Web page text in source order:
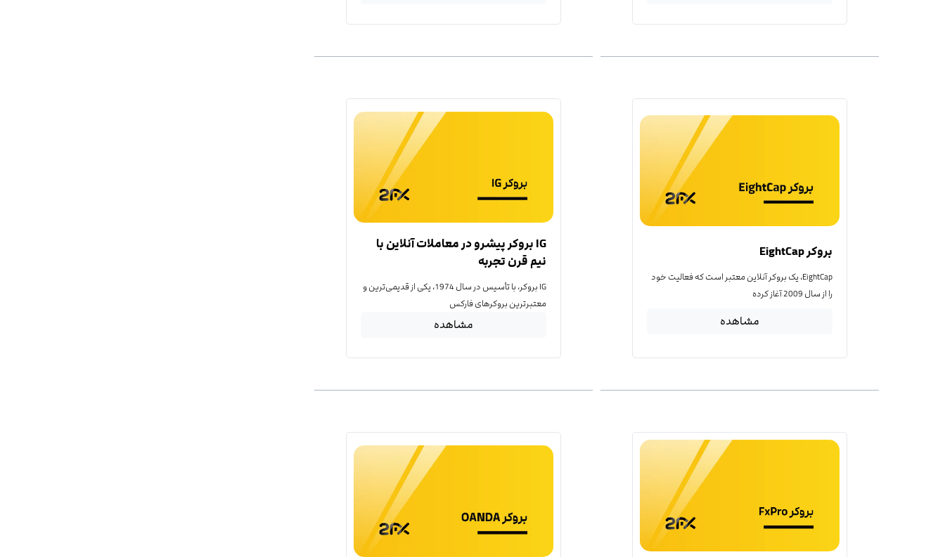
بروکر EightCap
EightCap، یک بروکر آنلاین معتبر است که فعالیت خود
را از سال 2009 آغاز کرده
مشاهده
IG بروکر پیشرو در معاملات آنلاین با
نیم قرن تجربه
IG بروکر، با تأسیس در سال 1974، یکی از قدیمی‌ترین و
معتبرترین بروکرهای فارکس
مشاهده